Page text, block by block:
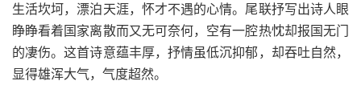
生活坎坷，漂泊天涯，怀才不遇的心情。尾联抒写出诗人眼
睁睁看着国家离散而又无可奈何，空有一腔热忱却报国无门
的凄伤。这首诗意蕴丰厚，抒情虽低沉抑郁，却吞吐自然，
显得雄浑大气，气度超然。